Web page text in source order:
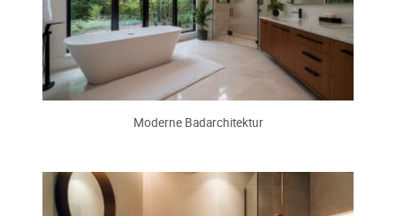
Moderne Badarchitektur